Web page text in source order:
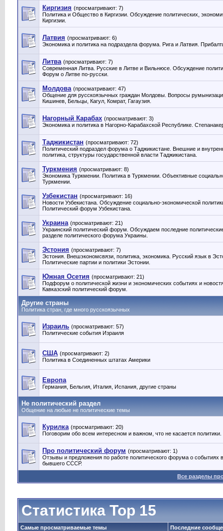
Киргизия (просматривают: 7)
Политика и Общество в Киргизии. Обсуждение политических,
Киргизии.
Латвия (просматривают: 6)
Экономика и политика на подраздела форума. Рига и Латвия.
Литва (просматривают: 7)
Современная Литва. Русские в Литве и Вильнюсе. Обсуждение
Форум о Литве по-русски.
Молдова (просматривают: 47)
Общение для русскоязычных граждан Молдовы. Вопросы
Кишинев, Бельцы, Кагул, Комрат, Гагаузия.
Нагорный Карабах (просматривают: 3)
Экономика и политика в Нагорно-Карабахской Республике.
Таджикистан (просматривают: 72)
Политический подраздел форума о Таджикистане. Внешние и
политика, структуры государственной власти Таджикистана.
Туркмения (просматривают: 8)
Экономика Туркмении. Политика в Туркмении. Объективные
Туркмении.
Узбекистан (просматривают: 16)
Новости Узбекистана. Обсуждение социально-экономической
Политический форум Узбекистана.
Украина (просматривают: 21)
Украинский политический форум. Обсуждаем последние
разделе политического форума Украины.
Эстония (просматривают: 7)
Эстония. Внешэкономсвязи, политика, экономика. Русский язык в
Политические партии и политики Эстонии‎.
Южная Осетия (просматривают: 21)
Подфорум о политической жизни и экономических событиях и
Кавказский политический форум.
Другие страны
Политика стран, где много русскоязычных
Израиль (просматривают: 57)
Политические события Израиля
США (просматривают: 2)
Политика в Соединенных штатах Америки
Европа
Германия, Бельгия, Италия, Испания, другие страны
Не политический раздел
Общение на любые не политические темы
Курилка (просматривают: 20)
Поговорим обо всем интересном и важном, что не касается политики.
Про политический форум (просматривают: 1)
Отзывы и предложения по работе политического форума о событиях
бывшего СССР.
Все разделы
Статистика Top 15
Самые просматриваемые темы
Последние